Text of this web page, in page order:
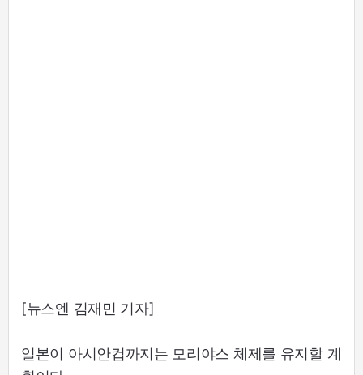
[뉴스엔 김재민 기자]
일본이 아시안컵까지는 모리야스 체제를 유지할 계